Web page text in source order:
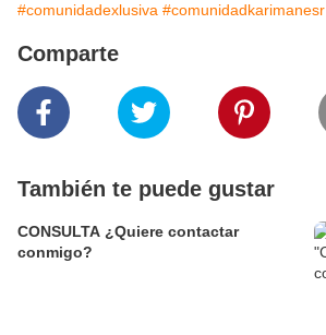
#comunidadexlusiva #comunidadkarimanesr
Comparte
También te puede gustar
CONSULTA ¿Quiere contactar
conmigo?